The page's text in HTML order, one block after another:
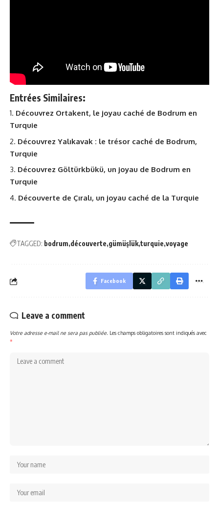
Entrées Similaires:
Découvrez Ortakent, le joyau caché de Bodrum en
Turquie
Découvrez Yalıkavak : le trésor caché de Bodrum,
Turquie
Découvrez Göltürkbükü, un joyau de Bodrum en
Turquie
Découverte de Çıralı, un joyau caché de la Turquie
TAGGED: bodrum découverte gümüşlük turquie voyage
Facebook
Leave a comment
Votre adresse e-mail ne sera pas publiée. Les champs obligatoires sont indiqués avec
*